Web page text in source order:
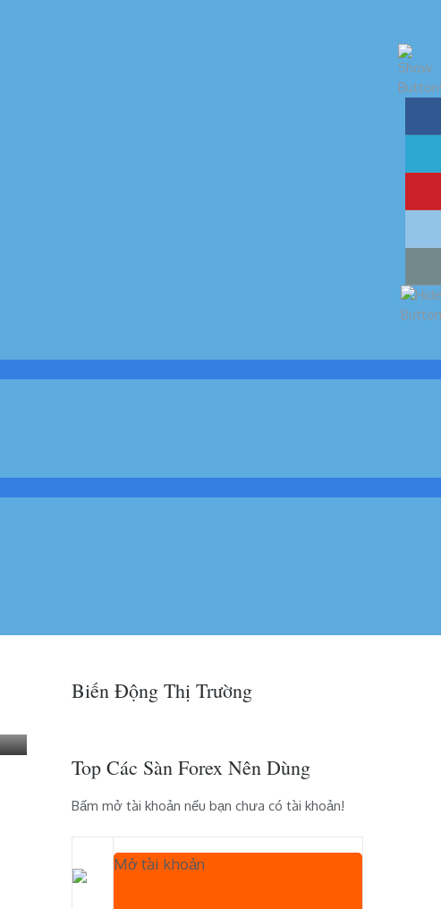
Biến Động Thị Trường
Top Các Sàn Forex Nên Dùng
Bấm mở tài khoản nếu bạn chưa có tài khoản!
Mở tài khoản